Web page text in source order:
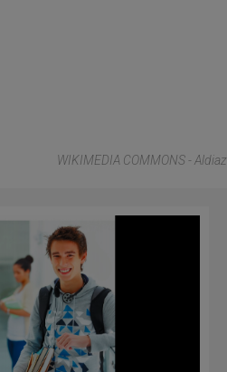
WIKIMEDIA COMMONS - Aldiaz